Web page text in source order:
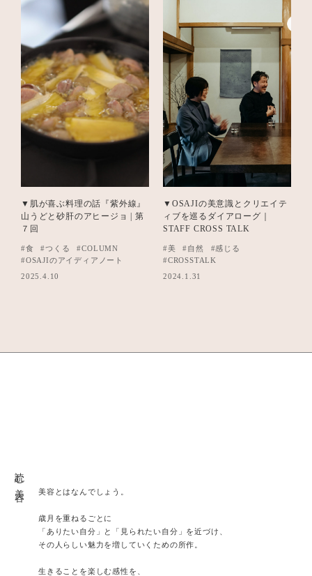
▼肌が喜ぶ料理の話『紫外線』
山うどと砂肝のアヒージョ | 第
７回
#食 #つくる
#COLUMN
#OSAJIのアイディアノート
2025.4.10
▼OSAJIの美意識とクリエイテ
ィブを巡るダイアローグ｜
STAFF CROSS TALK
#美 #自然
#感じる
#CROSSTALK
2024.1.31
読む美容
美容とはなんでしょう。
歳月を重ねるごとに
「ありたい自分」と「見られたい自分」を近づけ、
その人らしい魅力を増していくための所作。
生きることを楽しむ感性を、